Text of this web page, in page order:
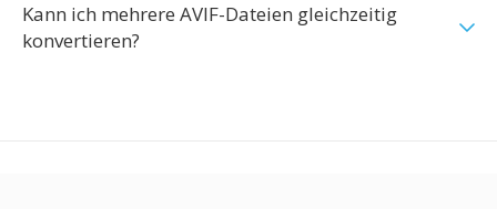
Kann ich mehrere AVIF-Dateien gleichzeitig
konvertieren?